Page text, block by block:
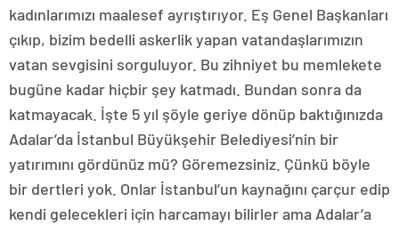
kadınlarımızı maalesef ayrıştırıyor. Eş Genel Başkanları
çıkıp, bizim bedelli askerlik yapan vatandaşlarımızın
vatan sevgisini sorguluyor. Bu zihniyet bu memlekete
bugüne kadar hiçbir şey katmadı. Bundan sonra da
katmayacak. İşte 5 yıl şöyle geriye dönüp baktığınızda
Adalar’da İstanbul Büyükşehir Belediyesi’nin bir
yatırımını gördünüz mü? Göremezsiniz. Çünkü böyle
bir dertleri yok. Onlar İstanbul’un kaynağını çarçur edip
kendi gelecekleri için harcamayı bilirler ama Adalar’a